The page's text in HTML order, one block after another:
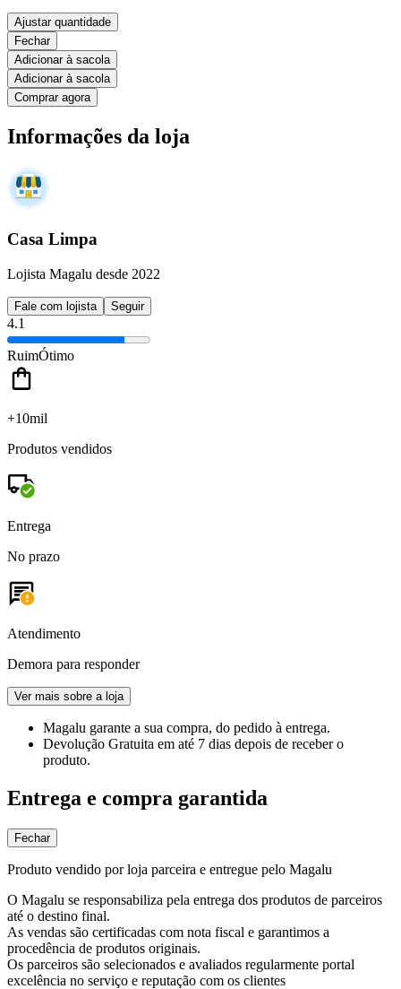
Ajustar quantidade
Fechar
Adicionar à sacola
Adicionar à sacola
Comprar agora
Informações da loja
Casa Limpa
Lojista Magalu desde 2022
Fale com lojista Seguir
4.1
RuimÓtimo
+10mil
Produtos vendidos
Entrega
No prazo
Atendimento
Demora para responder
Ver mais sobre a loja
Magalu garante a sua compra, do pedido à entrega.
Devolução Gratuita em até 7 dias depois de receber o
produto.
Entrega e compra garantida
Fechar
Produto vendido por loja parceira e entregue pelo Magalu
O Magalu se responsabiliza pela entrega dos produtos de parceiros
até o destino final.
As vendas são certificadas com nota fiscal e garantimos a
procedência de produtos originais.
Os parceiros são selecionados e avaliados regularmente portal
excelência no serviço e reputação com os clientes